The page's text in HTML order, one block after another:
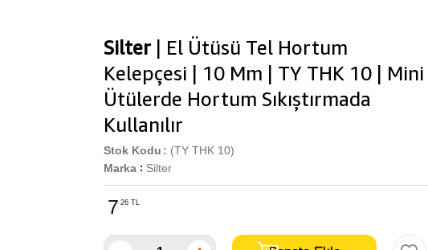
Silter | El Ütüsü Tel Hortum
Kelepçesi | 10 Mm | TY THK 10 | Mini
Ütülerde Hortum Sıkıştırmada
Kullanılır
(TY THK 10)
Stok Kodu
Marka : Silter
7 26 TL